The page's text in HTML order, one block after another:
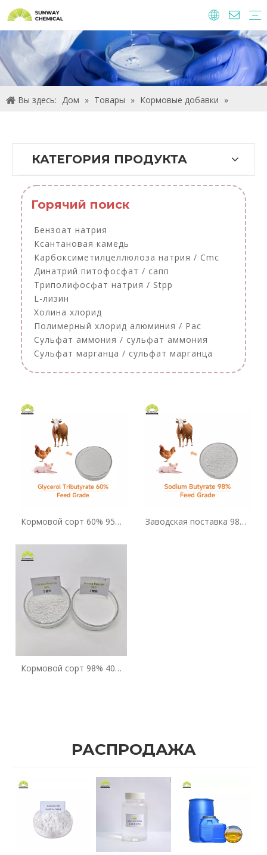
Вы здесь: Дом » Товары » Кормовые добавки »
КАТЕГОРИЯ ПРОДУКТА
Горячий поиск
Бензоат натрия
Ксантановая камедь
Карбоксиметилцеллюлоза натрия / Cmc
Динатрий питофосфат / сапп
Триполифосфат натрия / Stpp
L-лизин
Холина хлорид
Полимерный хлорид алюминия / Pac
Сульфат аммония / сульфат аммония
Сульфат марганца / сульфат марганца
Кормовой сорт 60% 95%
глицерилтрибутирата
Заводская поставка 98%
Кормовой сорт 98% 40%
РАСПРОДАЖА